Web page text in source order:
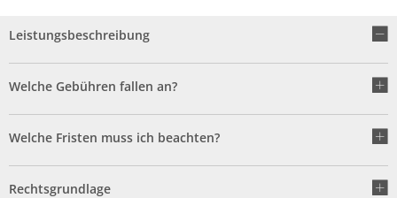
Leistungsbeschreibung
Welche Gebühren fallen an?
Welche Fristen muss ich beachten?
Rechtsgrundlage